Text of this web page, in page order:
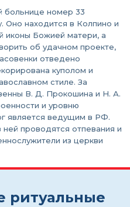
больнице номер 33
Оно находится в Колпино и
иконы Божией матери, а
об удачном проекте,
отведено
куполом и
стиле. За
В. Д. Прокошина и Н. А.
и уровню
является ведущим в РФ.
проводятся отпевания и
из церкви
ритуальные